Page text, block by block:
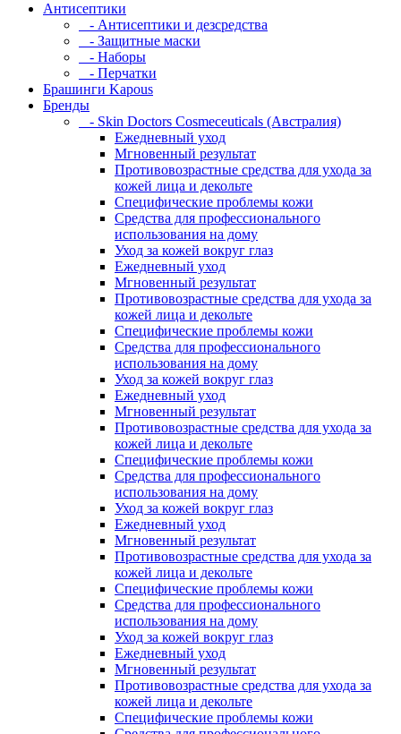
Антисептики
- Антисептики и дезсредства
- Защитные маски
- Наборы
- Перчатки
Брашинги Kapous
Бренды
- Skin Doctors Cosmeceuticals (Австралия)
Ежедневный уход
Мгновенный результат
Противовозрастные средства для ухода за
кожей лица и декольте
Специфические проблемы кожи
Средства для профессионального
использования на дому
Уход за кожей вокруг глаз
Ежедневный уход
Мгновенный результат
Противовозрастные средства для ухода за
кожей лица и декольте
Специфические проблемы кожи
Средства для профессионального
использования на дому
Уход за кожей вокруг глаз
Ежедневный уход
Мгновенный результат
Противовозрастные средства для ухода за
кожей лица и декольте
Специфические проблемы кожи
Средства для профессионального
использования на дому
Уход за кожей вокруг глаз
Ежедневный уход
Мгновенный результат
Противовозрастные средства для ухода за
кожей лица и декольте
Специфические проблемы кожи
Средства для профессионального
использования на дому
Уход за кожей вокруг глаз
Ежедневный уход
Мгновенный результат
Противовозрастные средства для ухода за
кожей лица и декольте
Специфические проблемы кожи